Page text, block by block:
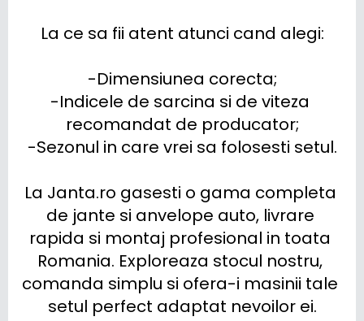
La ce sa fii atent atunci cand alegi:
-Dimensiunea corecta;
-Indicele de sarcina si de viteza
recomandat de producator;
-Sezonul in care vrei sa folosesti setul.
La Janta.ro gasesti o gama completa
de jante si anvelope auto, livrare
rapida si montaj profesional in toata
Romania. Exploreaza stocul nostru,
comanda simplu si ofera-i masinii tale
setul perfect adaptat nevoilor ei.